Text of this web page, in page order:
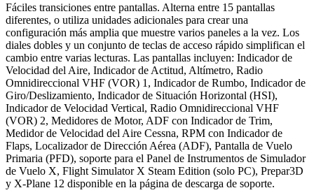
Fáciles transiciones entre pantallas. Alterna entre 15 pantallas
diferentes, o utiliza unidades adicionales para crear una
configuración más amplia que muestre varios paneles a la vez. Los
diales dobles y un conjunto de teclas de acceso rápido simplifican el
cambio entre varias lecturas. Las pantallas incluyen: Indicador de
Velocidad del Aire, Indicador de Actitud, Altímetro, Radio
Omnidireccional VHF (VOR) 1, Indicador de Rumbo, Indicador de
Giro/Deslizamiento, Indicador de Situación Horizontal (HSI),
Indicador de Velocidad Vertical, Radio Omnidireccional VHF
(VOR) 2, Medidores de Motor, ADF con Indicador de Trim,
Medidor de Velocidad del Aire Cessna, RPM con Indicador de
Flaps, Localizador de Dirección Aérea (ADF), Pantalla de Vuelo
Primaria (PFD), soporte para el Panel de Instrumentos de Simulador
de Vuelo X, Flight Simulator X Steam Edition (solo PC), Prepar3D
y X-Plane 12 disponible en la página de descarga de soporte.